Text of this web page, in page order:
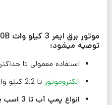
توصیه میشود:
استفاده معمولی تا حداکثر 3 کیلووات
الکتروموتور تا 2.2 کیلو وات
انواع پمپ آب تا 3 اسب یا 2.2 کیلووات